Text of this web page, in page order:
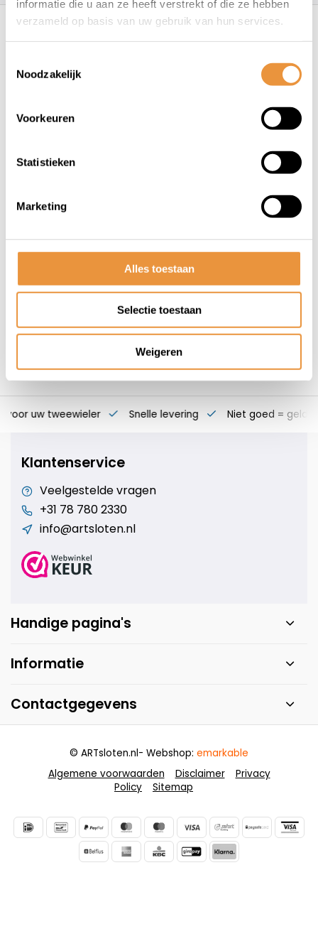
informatie die u aan ze heeft verstrekt of die ze hebben
verzameld op basis van uw gebruik van hun services.
Noodzakelijk
Voorkeuren
Statistieken
Marketing
Alles toestaan
Selectie toestaan
Weigeren
Recent bekeken
ø40mm pen-12
voor uw tweewieler Snelle levering Niet goed = geld
Klantenservice
Veelgestelde vragen
+31 78 780 2330
info@artsloten.nl
Handige pagina's
Informatie
Contactgegevens
Algemene voorwaarden Disclaimer
Privacy
Policy
Sitemap
© ARTsloten.nl- Webshop: emarkable